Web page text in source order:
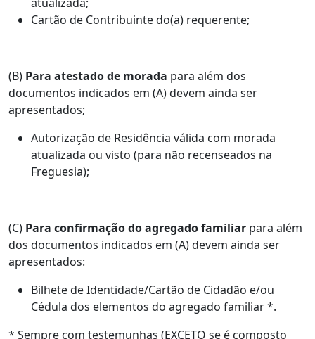
Cartão de Contribuinte do(a) requerente;
(B) Para atestado de morada para além dos
documentos indicados em (A) devem ainda ser
apresentados;
Autorização de Residência válida com morada
atualizada ou visto (para não recenseados na
Freguesia);
(C) Para confirmação do agregado familiar para além
dos documentos indicados em (A) devem ainda ser
apresentados:
Bilhete de Identidade/Cartão de Cidadão e/ou
Cédula dos elementos do agregado familiar *.
* Sempre com testemunhas (EXCETO se é composto